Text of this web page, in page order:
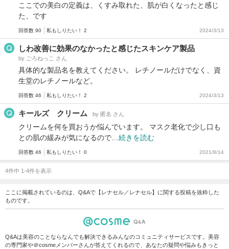
ここでの美白の定義は、くすみ取れた、肌が白くなったと感じ
た、です
回答数 90 私もしりたい！ 2 2024/3/13
しわ改善に効果のなかったと感じたスキンケア製品
by ごろねっこ さん
具体的な製品名を教えてください。 レチノールだけでなく、資
生堂のレチノールなど。
回答数 46 私もしりたい！ 2 2024/3/13
キールズ クリーム by 匿名 さん
クリームを何を買おうか悩んでいます。 マスク老化で少し口も
との肌の緩みが気になるので… 続きを読む
回答数 46 私もしりたい！ 0 2021/8/14
4件中 1-4件を表示
ここに掲載されているのは、Q&Aで【レナセル／レナセル】に関する投稿を抜粋した
ものです。
Q&Aは美容のことならなんでも解決できるみんなのコミュニティサービスです。美容
の専門家や＠cosmeメンバーさんが答えてくれるので、あなたの疑問や悩みもきっと